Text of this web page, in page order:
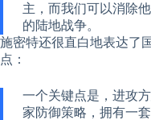
主，而我们可以消除
的陆地战争。
施密特还很直白地表达了
点：
一个关键点是，进攻
家防御策略，拥有一